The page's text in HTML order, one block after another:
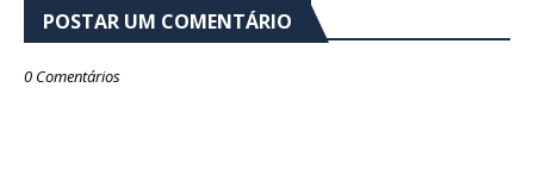
POSTAR UM COMENTÁRIO
0 Comentários